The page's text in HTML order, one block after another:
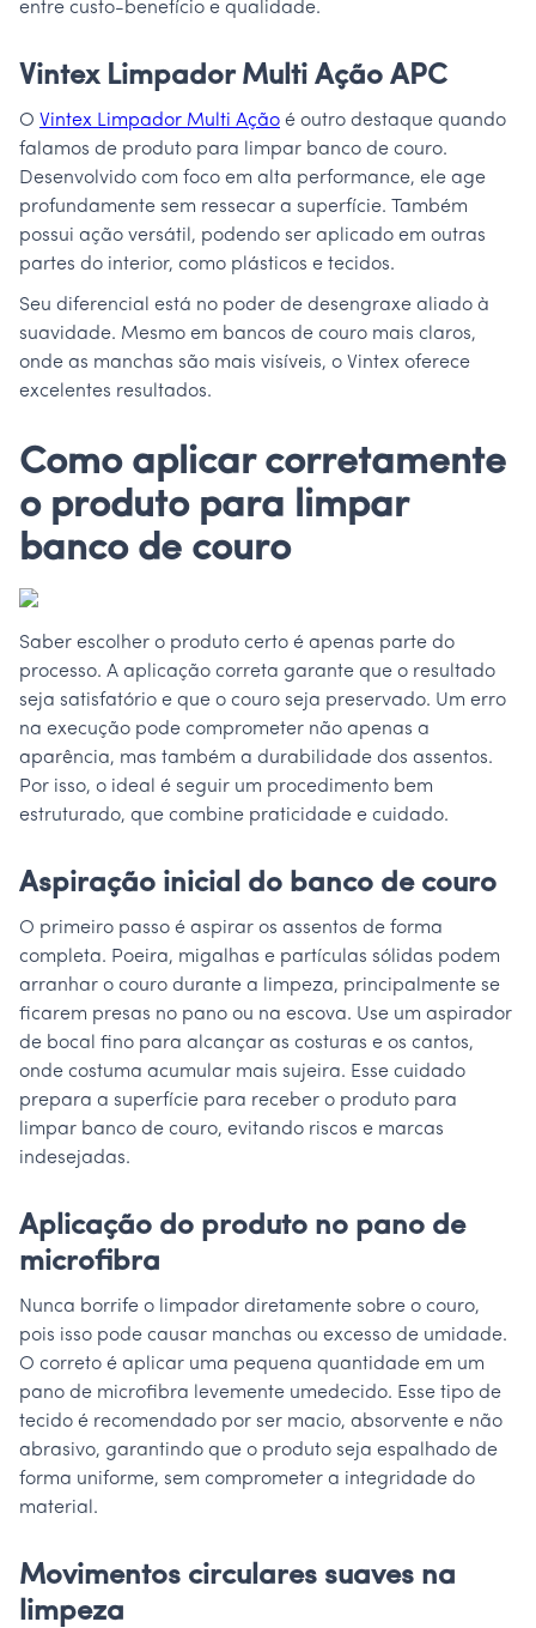
entre custo-benefício e qualidade.
Vintex Limpador Multi Ação APC
O Vintex Limpador Multi Ação é outro destaque quando
falamos de produto para limpar banco de couro.
Desenvolvido com foco em alta performance, ele age
profundamente sem ressecar a superfície. Também
possui ação versátil, podendo ser aplicado em outras
partes do interior, como plásticos e tecidos.
Seu diferencial está no poder de desengraxe aliado à
suavidade. Mesmo em bancos de couro mais claros,
onde as manchas são mais visíveis, o Vintex oferece
excelentes resultados.
Como aplicar corretamente
o produto para limpar
banco de couro
Saber escolher o produto certo é apenas parte do
processo. A aplicação correta garante que o resultado
seja satisfatório e que o couro seja preservado. Um erro
na execução pode comprometer não apenas a
aparência, mas também a durabilidade dos assentos.
Por isso, o ideal é seguir um procedimento bem
estruturado, que combine praticidade e cuidado.
Aspiração inicial do banco de couro
O primeiro passo é aspirar os assentos de forma
completa. Poeira, migalhas e partículas sólidas podem
arranhar o couro durante a limpeza, principalmente se
ficarem presas no pano ou na escova. Use um aspirador
de bocal fino para alcançar as costuras e os cantos,
onde costuma acumular mais sujeira. Esse cuidado
prepara a superfície para receber o produto para
limpar banco de couro, evitando riscos e marcas
indesejadas.
Aplicação do produto no pano de
microfibra
Nunca borrife o limpador diretamente sobre o couro,
pois isso pode causar manchas ou excesso de umidade.
O correto é aplicar uma pequena quantidade em um
pano de microfibra levemente umedecido. Esse tipo de
tecido é recomendado por ser macio, absorvente e não
abrasivo, garantindo que o produto seja espalhado de
forma uniforme, sem comprometer a integridade do
material.
Movimentos circulares suaves na
limpeza